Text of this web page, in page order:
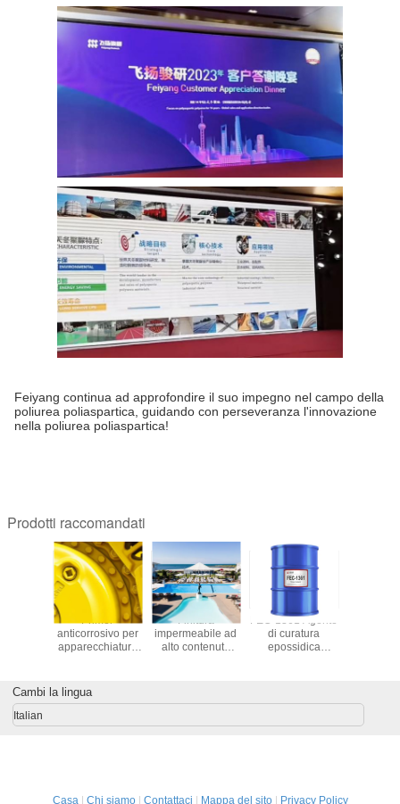
Feiyang continua ad approfondire il suo impegno nel campo della
poliurea poliaspartica, guidando con perseveranza l'innovazione
nella poliurea poliaspartica!
Prodotti raccomandati
Primer
anticorrosivo per
apparecchiature
poliaspartico
Finitura
impermeabile ad
alto contenuto
FEC-1361 Agente
di curatura
epossidica
Cambi la lingua
Italian
Casa | Chi siamo| Contattaci | Mappa del sito| Privacy Policy